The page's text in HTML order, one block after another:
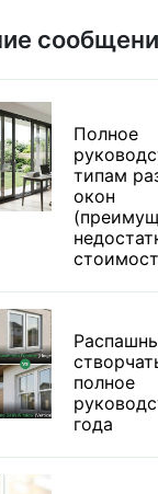
Полное
типам
окон
полное
года